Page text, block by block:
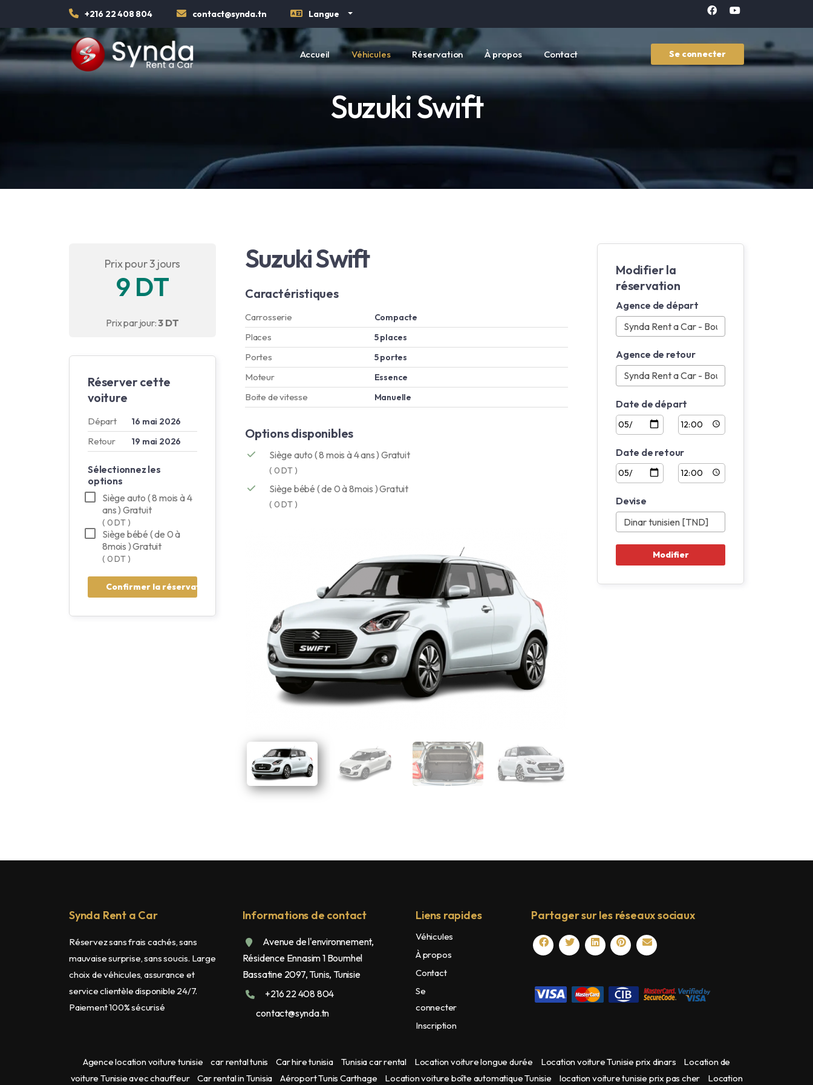
+216 22 408 804 contact@synda.tn Langue
Accueil Véhicules Réservation À propos Contact Se connecter
Suzuki Swift
Prix pour 3 jours
9 DT
Prix par jour:3 DT
Réserver cette
voiture
Départ 16 mai 2026
Retour 19 mai 2026
Sélectionnez les
options
Siège auto ( 8 mois à 4
ans ) Gratuit
( 0 DT )
Siège bébé ( de 0 à
8mois ) Gratuit
( 0 DT )
Suzuki Swift
Caractéristiques
Carrosserie Compacte
Places 5 places
Portes 5 portes
Moteur Essence
Boite de vitesse Manuelle
Options disponibles
Siège auto ( 8 mois à 4 ans ) Gratuit
( 0 DT )
Siège bébé ( de 0 à 8mois ) Gratuit
( 0 DT )
Modifier la
réservation
Agence de départ
Agence de retour
Date de départ
Date de retour
Devise
Synda Rent a Car
Réservez sans frais cachés, sans
mauvaise surprise, sans soucis. Large
choix de véhicules, assurance et
service clientèle disponible 24/7.
Paiement 100% sécurisé
Informations de contact
Avenue de l'environnement,
Résidence Ennasim 1 Boumhel
Bassatine 2097, Tunis, Tunisie
+216 22 408 804
contact@synda.tn
Liens rapides
Véhicules
À propos
Contact
Se
connecter
Inscription
Partager sur les réseaux sociaux
Agence location voiture tunisie car rental tunis Car hire tunisia Tunisia car rental Location voiture longue durée Location voiture Tunisie prix dinars
Location de
voiture Tunisie avec chauffeur
Car rental in Tunisia Aéroport Tunis Carthage Location voiture boîte automatique Tunisie location voiture tunisie prix pas cher Location